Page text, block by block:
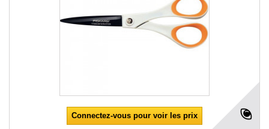
Connectez-vous pour voir les prix